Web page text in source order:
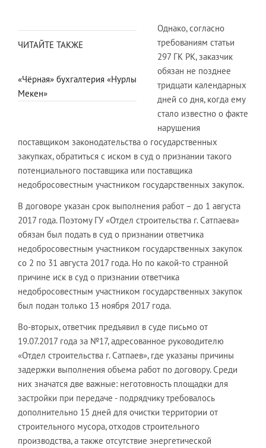
ЧИТАЙТЕ ТАКЖЕ
«Чёрная» бухгалтерия «Нурлы
Мекен»
Однако, согласно
требованиям статьи
297 ГК РК, заказчик
обязан не позднее
тридцати календарных
дней со дня, когда ему
стало известно о факте
нарушения
поставщиком законодательства о государственных
закупках, обратиться с иском в суд о признании такого
потенциального поставщика или поставщика
недобросовестным участником государственных закупок.
В договоре указан срок выполнения работ – до 1 августа
2017 года. Поэтому ГУ «Отдел строительства г. Сатпаева»
обязан был подать в суд о признании ответчика
недобросовестным участником государственных закупок
со 2 по 31 августа 2017 года. Но по какой-то странной
причине иск в суд о признании ответчика
недобросовестным участником государственных закупок
был подан только 13 ноября 2017 года.
Во-вторых, ответчик предъявил в суде письмо от
19.07.2017 года за №17, адресованное руководителю
«Отдел строительства г. Сатпаев», где указаны причины
задержки выполнения объема работ по договору. Среди
них значатся две важные: неготовность площадки для
застройки при передаче - подрядчику требовалось
дополнительно 15 дней для очистки территории от
строительного мусора, отходов строительного
производства, а также отсутствие энергетической